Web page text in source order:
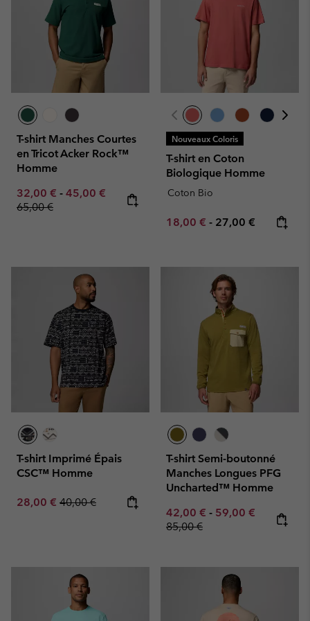
T-shirt Manches Courtes
en Tricot Acker Rock™
Homme
Minimum sale price:
32,00 € - Maximum sale price:
45,00 € Regular price:
65,00 €
Nouveaux Coloris
T-shirt en Coton
Biologique Homme
Coton Bio
Minimum sale price:
18,00 € - Maximum price:
27,00 €
T-shirt Imprimé Épais
CSC™ Homme
Sale price:
28,00 € Regular price:
40,00 €
T-shirt Semi-boutonné
Manches Longues PFG
Uncharted™ Homme
Minimum sale price:
42,00 € - Maximum sale
59,00 € Regular
85,00 €